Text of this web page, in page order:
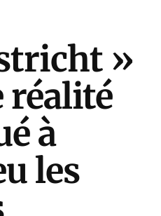
»
réalité
à
les